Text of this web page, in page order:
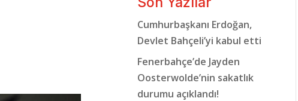
Cumhurbaşkanı Erdoğan,
Devlet Bahçeli’yi kabul etti
Fenerbahçe’de Jayden
Oosterwolde’nin sakatlık
durumu açıklandı!